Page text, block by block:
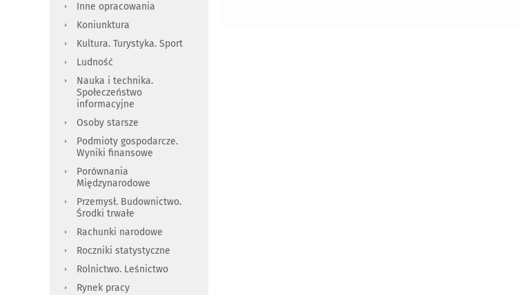
Inne opracowania
Koniunktura
Kultura. Turystyka. Sport
Ludność
Nauka i technika.
Społeczeństwo
informacyjne
Osoby starsze
Podmioty gospodarcze.
Wyniki finansowe
Porównania
Międzynarodowe
Przemysł. Budownictwo.
Środki trwałe
Rachunki narodowe
Roczniki statystyczne
Rolnictwo. Leśnictwo
Rynek pracy